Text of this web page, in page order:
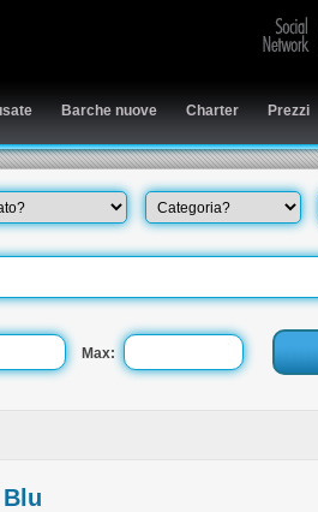
Barche nuove Charter Prezzi
Max: